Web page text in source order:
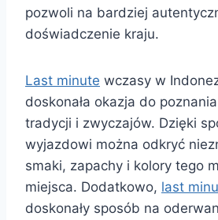
pozwoli na bardziej
doświadczenie kraju.
Last minute wczasy w
doskonała okazja do
tradycji i zwyczajów. Dzięki
wyjazdowi można odkryć
smaki, zapachy i kolory tego
miejsca. Dodatkowo, last
doskonały sposób na